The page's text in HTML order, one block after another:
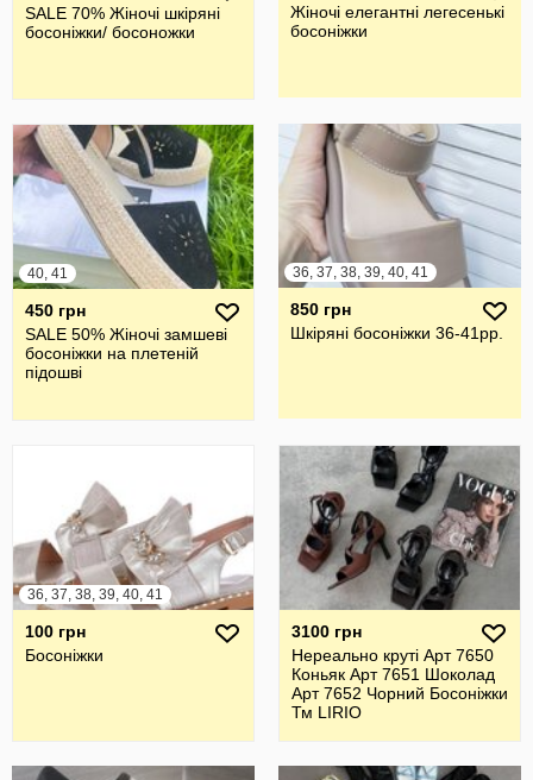
SALE 70% Жіночі шкіряні
босоніжки/ босоножки
Жіночі елегантні легесенькі
босоніжки
40, 41
450 грн
SALE 50% Жіночі замшеві
босоніжки на плетеній
підошві
36, 37, 38, 39, 40, 41
850 грн
Шкіряні босоніжки 36-41рр.
36, 37, 38, 39, 40, 41
100 грн
Босоніжки
3100 грн
Нереально круті Арт 7650
Коньяк Арт 7651 Шоколад
Арт 7652 Чорний Босоніжки
Тм LIRIO